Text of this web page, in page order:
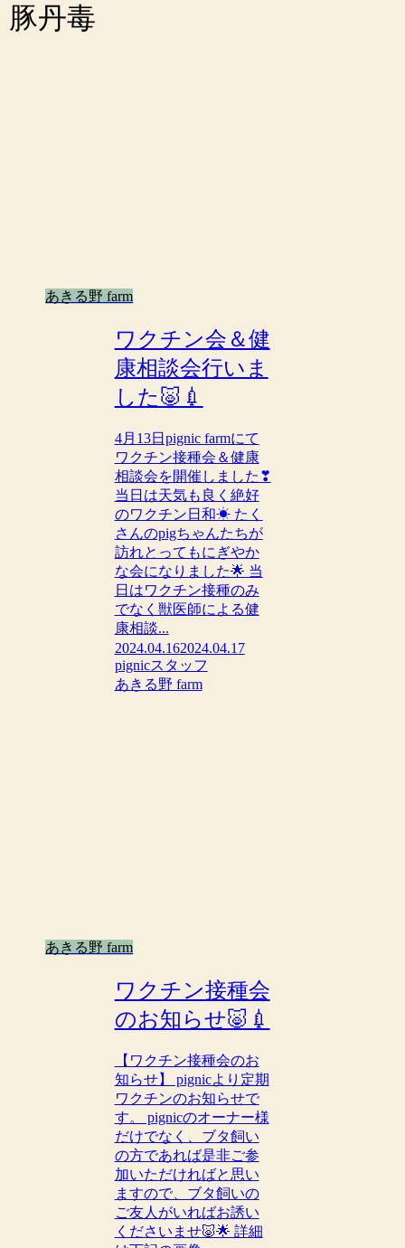
豚丹毒
あきる野 farm
ワクチン会＆健
康相談会行いま
した🐷💉
4月13日pignic farmにて
ワクチン接種会＆健康
相談会を開催しました❣
当日は天気も良く絶好
のワクチン日和☀ たく
さんのpigちゃんたちが
訪れとってもにぎやか
な会になりました🌟 当
日はワクチン接種のみ
でなく獣医師による健
康相談...
2024.04.162024.04.17
pignicスタッフ
あきる野 farm
あきる野 farm
ワクチン接種会
のお知らせ🐷💉
【ワクチン接種会のお
知らせ】 pignicより定期
ワクチンのお知らせで
す。 pignicのオーナー様
だけでなく、ブタ飼い
の方であれば是非ご参
加いただければと思い
ますので、ブタ飼いの
ご友人がいればお誘い
くださいませ🐷🌟 詳細